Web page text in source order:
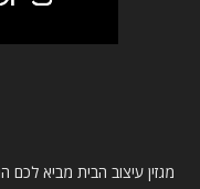
מגזין עיצוב הבית מביא לכם